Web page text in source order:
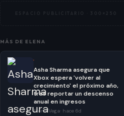
ESPACIO PUBLICITARIO · 300×250
MÁS DE ELENA
·
Asha Sharma asegura que
Xbox espera 'volver al
crecimiento' el próximo año,
tras reportar un descenso
anual en ingresos
Elena Vega hace 6d